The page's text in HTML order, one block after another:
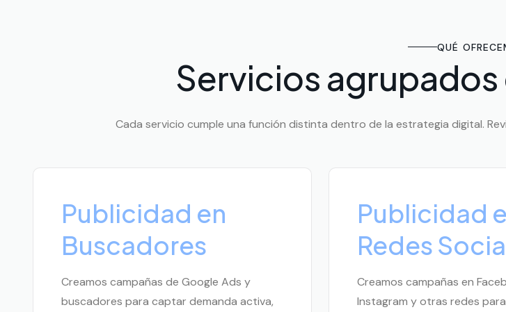
QUÉ
Servicios agrupados
Cada servicio cumple una función distinta dentro de la estrategia digital.
Publicidad en
Buscadores
Creamos campañas de Google Ads y
buscadores para captar demanda activa,
Publicidad
Redes
Creamos campañas en
Instagram y otras redes